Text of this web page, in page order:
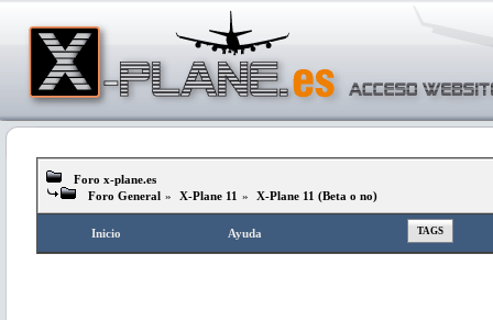
Foro x-plane.es
Foro General » X-Plane 11 » X-Plane 11 (Beta o no)
Inicio Ayuda TAGS